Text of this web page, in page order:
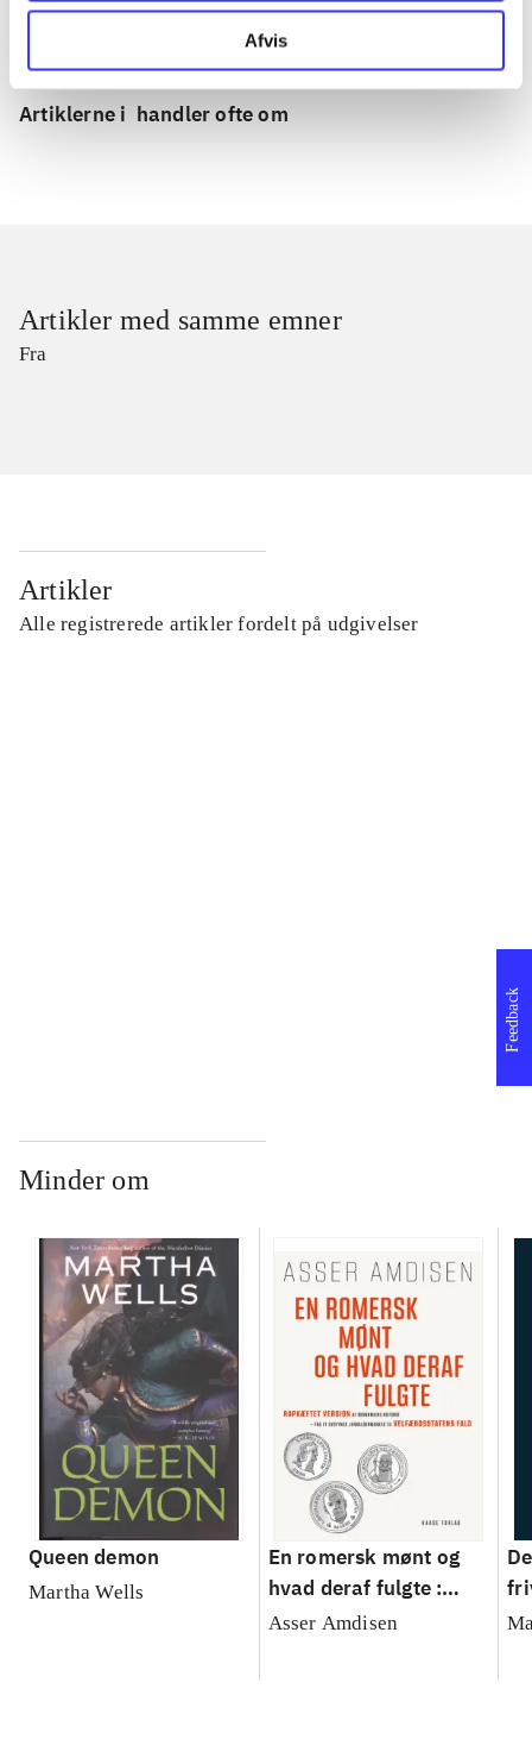
Afvis
lorem ipsum dolor sit amet ...
Tidsskrift
Artiklerne i handler ofte om
Artikler med samme emner
Fra
Artikler
Alle registrerede artikler fordelt på udgivelser
Minder om
Queen demon
Martha Wells
En romersk mønt og
hvad deraf fulgte :
rapkæftet version af
Asser Amdisen
Feedback